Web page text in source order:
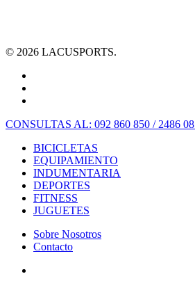
© 2026 LACUSPORTS.
CONSULTAS AL: 092 860 850 / 2486
BICICLETAS
EQUIPAMIENTO
INDUMENTARIA
DEPORTES
FITNESS
JUGUETES
Sobre Nosotros
Contacto